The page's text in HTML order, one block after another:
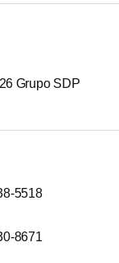
Grupo SDP
5518
8671